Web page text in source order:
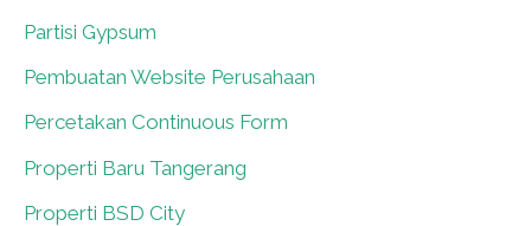
Partisi Gypsum
Pembuatan Website Perusahaan
Percetakan Continuous Form
Properti Baru Tangerang
Properti BSD City